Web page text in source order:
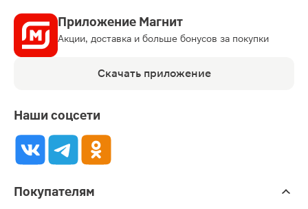
Приложение Магнит
Акции, доставка и больше бонусов за покупки
Скачать приложение
Наши соцсети
Покупателям